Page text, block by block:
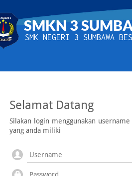
SMKN 3
SMK NEGERI 3 SUMBAWA
Selamat Datang
Silakan login menggunakan username
yang anda miliki